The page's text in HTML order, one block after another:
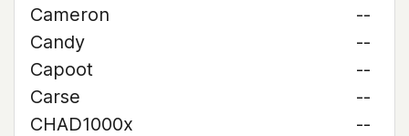
Cameron
--
Candy
--
Capoot
--
Carse
--
CHAD1000x
--